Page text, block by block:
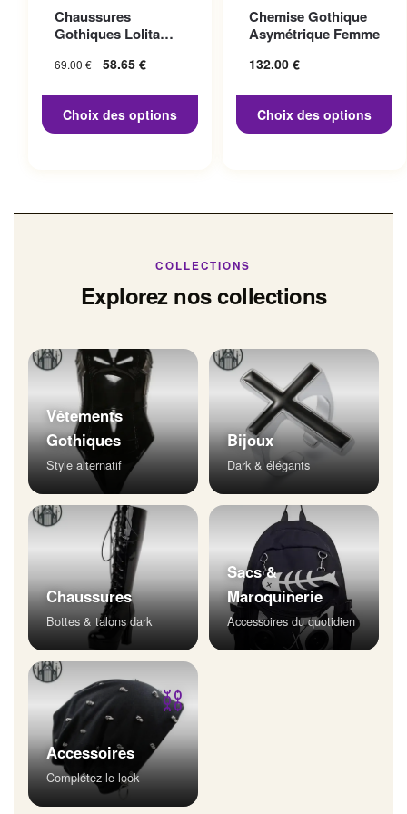
Chaussures
Gothiques Lolita
69.00€
Le prix initial
58.65 €
58.65 €.
Choix des options
variations. Les options
peuvent être choisies sur la
page du produit
Chemise Gothique
Asymétrique Femme
132.00 €
Choix des options
variations. Les options
peuvent être choisies sur la
page du produit
COLLECTIONS
Explorez nos collections
Vêtements
Gothiques
Style alternatif
Bijoux
Dark & élégants
Chaussures
Bottes & talons dark
Sacs &
Maroquinerie
Accessoires du quotidien
⛓
Accessoires
Complétez le look